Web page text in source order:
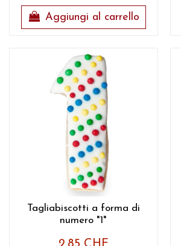
Aggiungi al carrello
Tagliabiscotti a forma di
numero "1"